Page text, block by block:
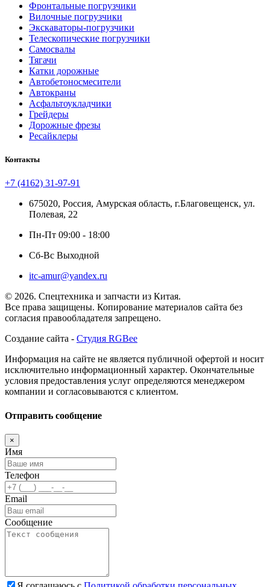
Фронтальные погрузчики
Вилочные погрузчики
Экскаваторы-погрузчики
Телескопические погрузчики
Самосвалы
Тягачи
Катки дорожные
Автобетоносмесители
Автокраны
Асфальтоукладчики
Грейдеры
Дорожные фрезы
Ресайклеры
Контакты
+7 (4162) 31-97-91
675020, Россия, Амурская область, г.Благовещенск, ул.
Полевая, 22
Пн-Пт 09:00 - 18:00
Сб-Вс Выходной
itc-amur@yandex.ru
© 2026. Спецтехника и запчасти из Китая.
Все права защищены. Копирование материалов сайта без
согласия правообладателя запрещено.
Создание сайта - Студия RGBee
Информация на сайте не является публичной офертой и носит
исключительно информационный характер. Окончательные
условия предоставления услуг определяются менеджером
компании и согласовываются с клиентом.
Отправить сообщение
×
Имя
Телефон
Email
Сообщение